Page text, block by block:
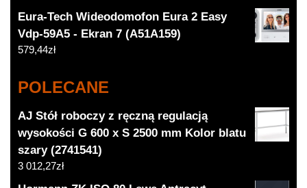
Eura-Tech Wideodomofon Eura 2 Easy
Vdp-59A5 - Ekran 7 (A51A159)
579,44zł
POLECANE
AJ Stół roboczy z ręczną regulacją
wysokości G 600 x S 2500 mm Kolor blatu
szary (2741541)
3 012,27zł